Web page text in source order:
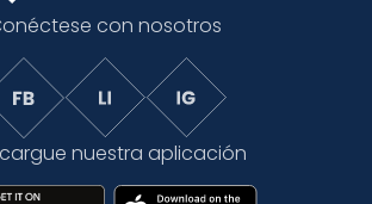
Language Inicio de sesión
con nosotros
nuestra aplicación